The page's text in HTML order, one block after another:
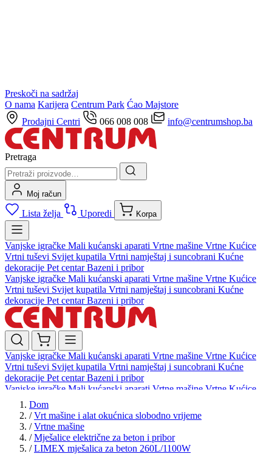
Preskoči na sadržaj
O nama Karijera Centrum Park Ćao Majstore
Prodajni Centri
066 008 008 info@centrumshop.ba
Pretraga
Moj račun
Lista želja Uporedi Korpa
Vanjske igračke Mali kućanski aparati Vrtne mašine Vrtne Kućice
Vrtni tuševi Svijet kupatila Vrtni namještaj i suncobrani Kućne
dekoracije Pet centarBazeni i pribor
Vanjske igračke Mali kućanski aparati Vrtne mašine Vrtne Kućice
Vrtni tuševi Svijet kupatila Vrtni namještaj i suncobrani Kućne
dekoracije Pet centarBazeni i pribor
Vanjske igračke Mali kućanski aparati Vrtne mašine Vrtne Kućice
Vrtni tuševi Svijet kupatila Vrtni namještaj i suncobrani Kućne
dekoracije Pet centarBazeni i pribor
Vanjske igračke Mali kućanski aparati Vrtne mašine Vrtne Kućice
Vrtni tuševi
dekoracijePet centar Bazeni i pribor
Dom
/ Vrt mašine i alat okućnica slobodno vrijeme
/ Vrtne mašine
/ Mješalice električne za beton i pribor
/ LIMEX mješalica za beton 260L/1100W